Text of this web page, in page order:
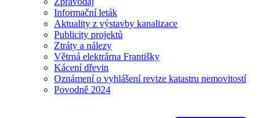
Informační leták
Aktuality z výstavby kanalizace
Publicity projektů
Ztráty a nálezy
Větrná elektrárna Františky
Kácení dřevin
Oznámení o vyhlášení revize katastru nemovitostí
Povodně 2024